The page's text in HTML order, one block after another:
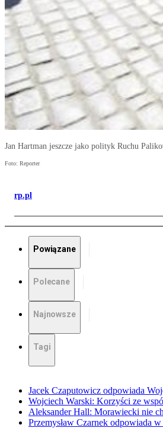
Jan Hartman jeszcze jako polityk Ruchu
Foto: Reporter
rp.pl
Powiązane
Polecane
Najnowsze
Tagi
Jacek Czaputowicz odpowiada
Wojciech Warski: Korzyści ze
Aleksander Hall: Morawiecki nie
Przemysław Czarnek odpowiada